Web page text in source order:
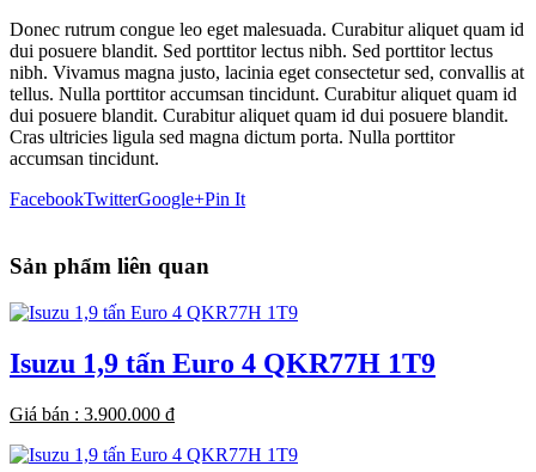
Donec rutrum congue leo eget malesuada. Curabitur aliquet quam id
dui posuere blandit. Sed porttitor lectus nibh. Sed porttitor lectus
nibh. Vivamus magna justo, lacinia eget consectetur sed, convallis at
tellus. Nulla porttitor accumsan tincidunt. Curabitur aliquet quam id
dui posuere blandit. Curabitur aliquet quam id dui posuere blandit.
Cras ultricies ligula sed magna dictum porta. Nulla porttitor
accumsan tincidunt.
FacebookTwitterGoogle+Pin It
Sản phẩm liên quan
Isuzu 1,9 tấn Euro 4 QKR77H 1T9
Giá bán : 3.900.000 đ